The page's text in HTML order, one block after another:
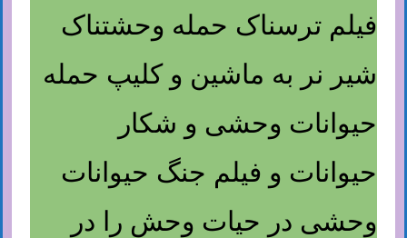
فیلم ترسناک حمله وحشتناک
شیر نر به ماشین و کلیپ حمله
حیوانات وحشی و شکار
حیوانات و فیلم جنگ حیوانات
وحشی در حیات وحش را در